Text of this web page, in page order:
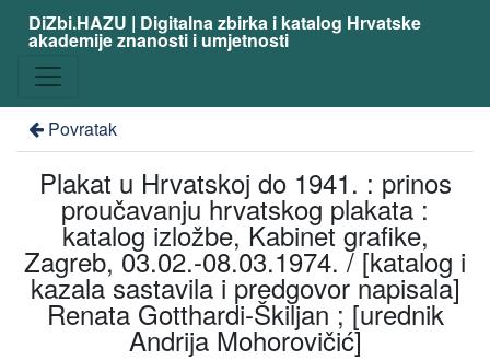
DiZbi.HAZU | Digitalna zbirka i katalog Hrvatske
akademije znanosti i umjetnosti
Povratak
Plakat u Hrvatskoj do 1941. : prinos
proučavanju hrvatskog plakata :
katalog izložbe, Kabinet grafike,
Zagreb, 03.02.-08.03.1974. / [katalog i
kazala sastavila i predgovor napisala]
Renata Gotthardi-Škiljan ; [urednik
Andrija Mohorovičić]